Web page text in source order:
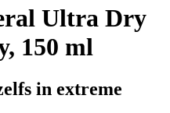
Ultra Dry
150 ml
in extreme